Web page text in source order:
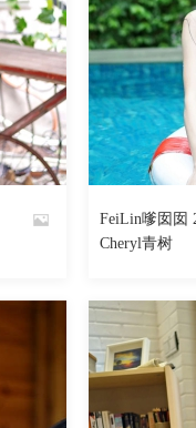
0 回复
By
FeiLin嗲囡囡
Cheryl青树